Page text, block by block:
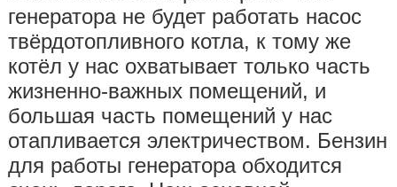
генератора не будет работать насос
твёрдотопливного котла, к тому же
котёл у нас охватывает только часть
жизненно-важных помещений, и
большая часть помещений у нас
отапливается электричеством. Бензин
для работы генератора обходится